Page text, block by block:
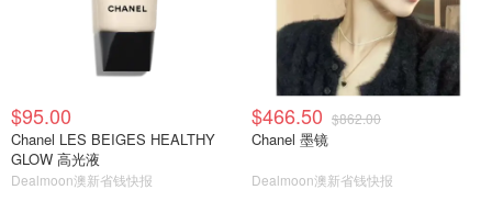
$95.00
Chanel LES BEIGES HEALTHY
GLOW 高光液
Dealmoon澳新省钱快报
$466.50 $862.00
Chanel 墨镜
Dealmoon澳新省钱快报